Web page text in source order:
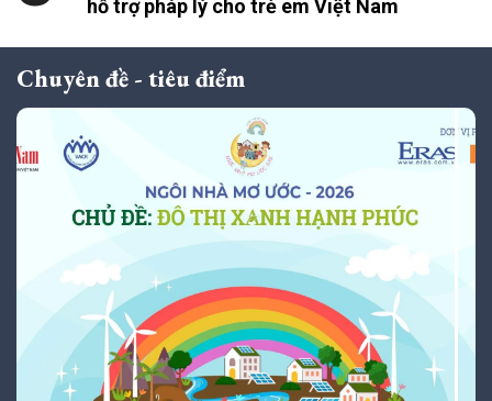
hỗ trợ pháp lý cho trẻ em Việt Nam
Chuyên đề - tiêu điểm